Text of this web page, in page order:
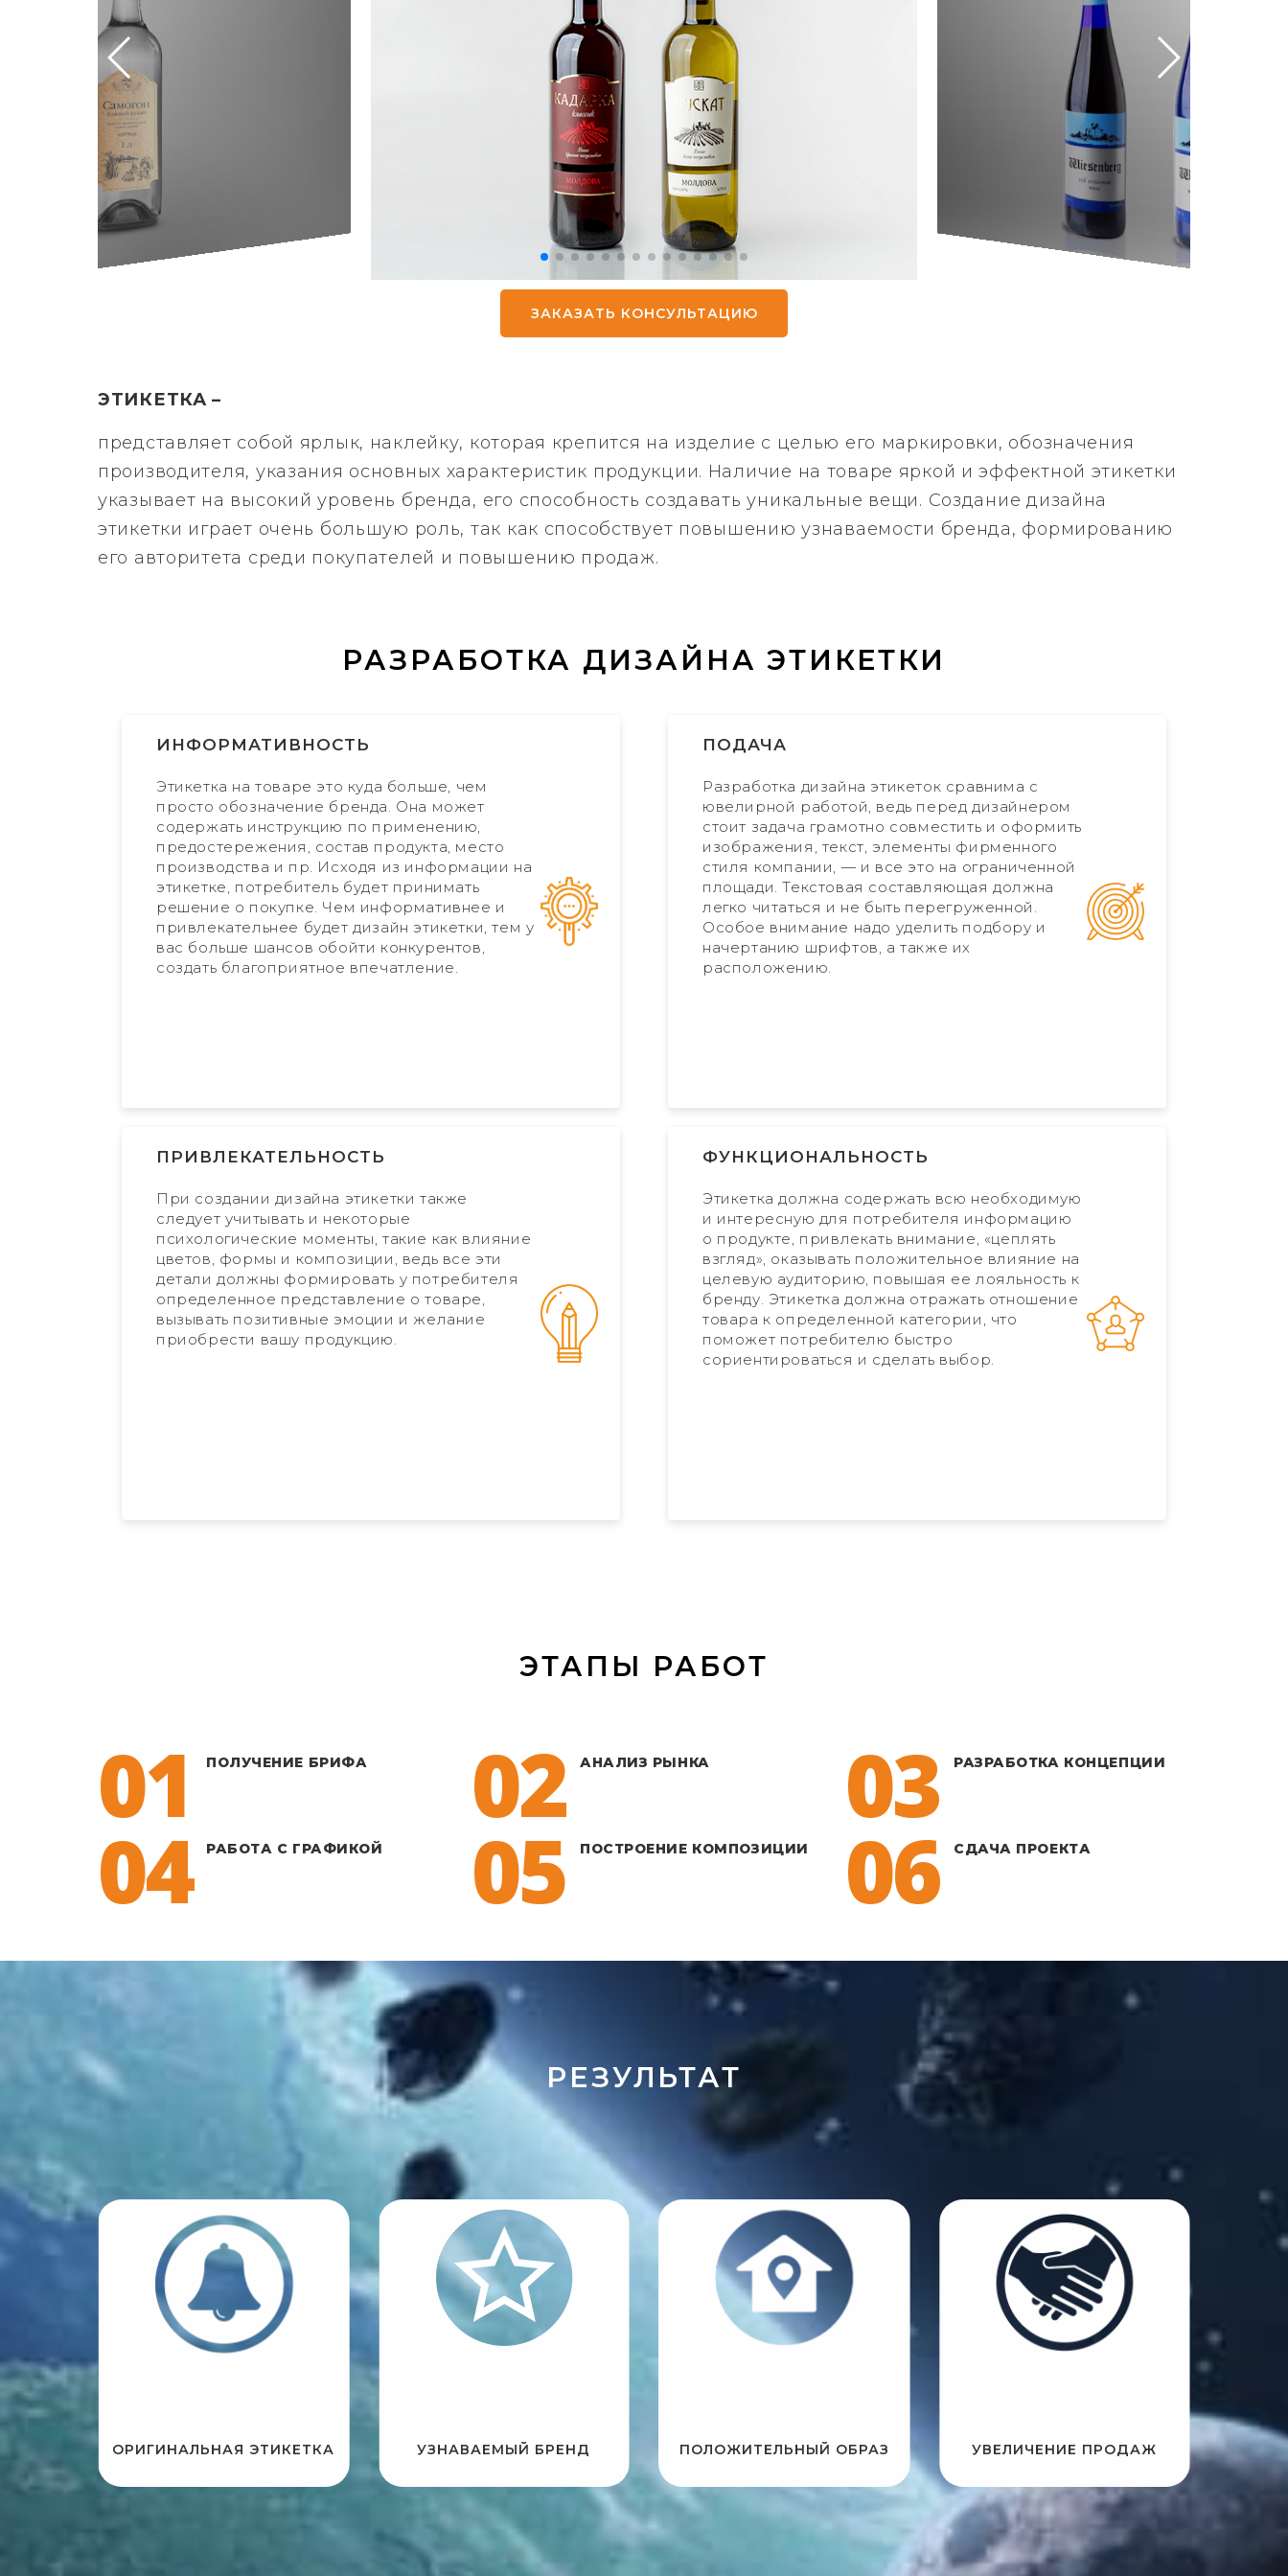
ЗАКАЗАТЬ КОНСУЛЬТАЦИЮ
ЭТИКЕТКА –
представляет собой ярлык, наклейку, которая крепится на изделие с целью его маркировки, обозначения
производителя, указания основных характеристик продукции. Наличие на товаре яркой и эффектной этикетки
указывает на высокий уровень бренда, его способность создавать уникальные вещи. Создание дизайна
этикетки играет очень большую роль, так как способствует повышению узнаваемости бренда, формированию
его авторитета среди покупателей и повышению продаж.
РАЗРАБОТКА ДИЗАЙНА ЭТИКЕТКИ
ИНФОРМАТИВНОСТЬ
Этикетка на товаре это куда больше, чем
просто обозначение бренда. Она может
содержать инструкцию по применению,
предостережения, состав продукта, место
производства и пр. Исходя из информации на
этикетке, потребитель будет принимать
решение о покупке. Чем информативнее и
привлекательнее будет дизайн этикетки, тем у
вас больше шансов обойти конкурентов,
создать благоприятное впечатление.
ПОДАЧА
Разработка дизайна этикеток сравнима с
ювелирной работой, ведь перед дизайнером
стоит задача грамотно совместить и оформить
изображения, текст, элементы фирменного
стиля компании, — и все это на ограниченной
площади. Текстовая составляющая должна
легко читаться и не быть перегруженной.
Особое внимание надо уделить подбору и
начертанию шрифтов, а также их
расположению.
ПРИВЛЕКАТЕЛЬНОСТЬ
При создании дизайна этикетки также
следует учитывать и некоторые
психологические моменты, такие как влияние
цветов, формы и композиции, ведь все эти
детали должны формировать у потребителя
определенное представление о товаре,
вызывать позитивные эмоции и желание
приобрести вашу продукцию.
ФУНКЦИОНАЛЬНОСТЬ
Этикетка должна содержать всю необходимую
и интересную для потребителя информацию
о продукте, привлекать внимание, «цеплять
взгляд», оказывать положительное влияние на
целевую аудиторию, повышая ее лояльность к
бренду. Этикетка должна отражать отношение
товара к определенной категории, что
поможет потребителю быстро
сориентироваться и сделать выбор.
ЭТАПЫ РАБОТ
01 ПОЛУЧЕНИЕ БРИФА 02 АНАЛИЗ РЫНКА 03 РАЗРАБОТКА КОНЦЕПЦИИ
04 РАБОТА С ГРАФИКОЙ 05 ПОСТРОЕНИЕ КОМПОЗИЦИИ 06 СДАЧА ПРОЕКТА
РЕЗУЛЬТАТ
ОРИГИНАЛЬНАЯ ЭТИКЕТКА УЗНАВАЕМЫЙ БРЕНД ПОЛОЖИТЕЛЬНЫЙ ОБРАЗ УВЕЛИЧЕНИЕ ПРОДАЖ